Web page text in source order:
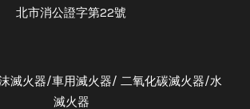
北市消公證字第22號
滅火器/車用滅火器/ 二氧化碳滅火器/水
滅火器